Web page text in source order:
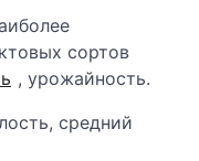
сортов
, урожайность.
средний